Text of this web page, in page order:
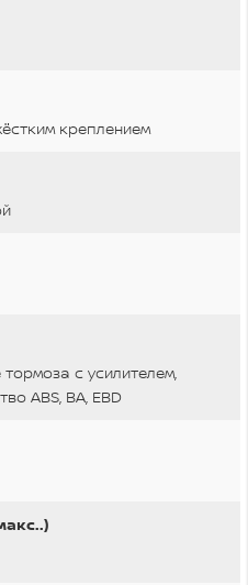
креплением
с усилителем,
ABS, BA, EBD